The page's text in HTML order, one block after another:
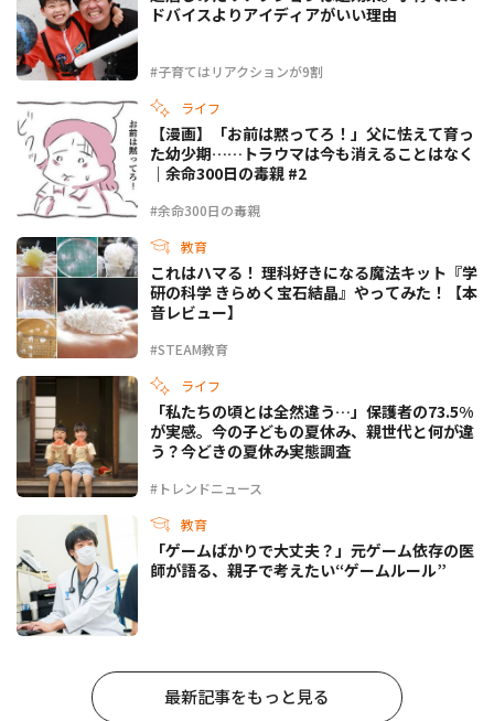
#子育てはリアクションが9割
ドバイスよりアイディアがいい理由
ライフ
#余命300日の毒親
【漫画】「お前は黙ってろ！」父に怯えて育っ
た幼少期……トラウマは今も消えることはなく
｜余命300日の毒親 #2
教育
#STEAM教育
これはハマる！ 理科好きになる魔法キット『学
研の科学 きらめく宝石結晶』やってみた！【本
音レビュー】
ライフ
#トレンドニュース
「私たちの頃とは全然違う…」保護者の73.5%
が実感。今の子どもの夏休み、親世代と何が違
う？今どきの夏休み実態調査
教育
「ゲームばかりで大丈夫？」元ゲーム依存の医
師が語る、親子で考えたい“ゲームルール”
最新記事をもっと見る